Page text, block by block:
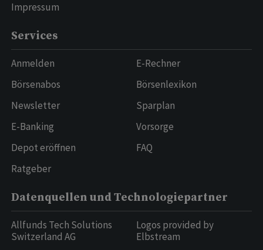
Impressum
Services
Anmelden
Börsenabos
Newsletter
E-Banking
Depot eröffnen
Ratgeber
E-Rechner
Börsenlexikon
Sparplan
Vorsorge
FAQ
Datenquellen und Technologiepartner
Allfunds Tech Solutions
Switzerland AG
Logos provided by
Elbstream